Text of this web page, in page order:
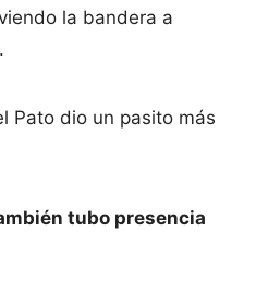
la bandera a
Pato dio un pasito más
tubo presencia